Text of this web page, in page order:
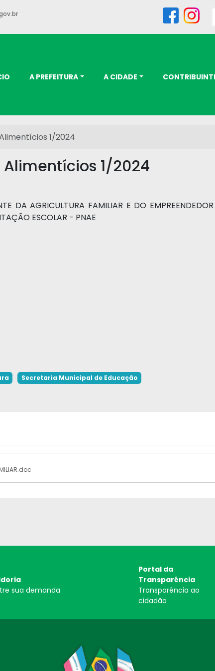
A PREFEITURA A CIDADE
1/2024
1/2024
DA AGRICULTURA FAMILIAR E DO
ESCOLAR - PNAE
Secretaria Municipal de Educação
sua demanda
Portal da
Transparência
Transparência ao
cidadão